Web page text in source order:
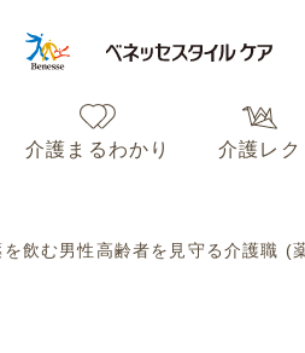
介護まるわかり 介護レク
を飲む男性高齢者を見守る介護職 (